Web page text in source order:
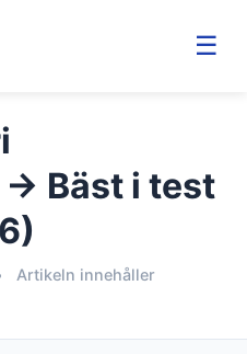
☰
Bäst i test
Artikeln innehåller